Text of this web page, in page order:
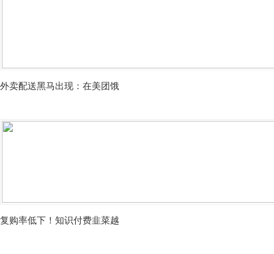
外卖配送黑马出现：在美团饿
复购率低下！知识付费韭菜越